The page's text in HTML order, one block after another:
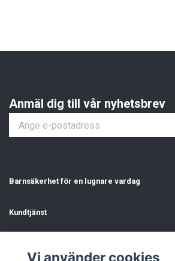
Anmäl dig till vår nyhetsbrev
Barnsäkerhet för en lugnare vardag
Kundtjänst
Vi använder cookies